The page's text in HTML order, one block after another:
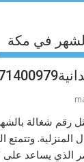
في مكة
رقم شغالة
المنزلية.
الذي يساعد